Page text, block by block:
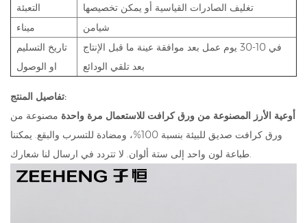
التعبئة
تغليف الصادرات القياسية أو يمكن تخصيصها
ميناء
شيامن
تاريخ التسليم
او الوصول
في 10-30 يوم عمل بعد موافقة عينة ما قبل الإنتاج
بعد تلقي الودائع
تفاصيل المنتج:
أوعية الأرز المصنوعة من ورق كرافت للاستعمال مرة واحدة مصنوعة من
ورق كرافت صديق للبيئة بنسبة 100%، ومضادة للتسرب والبقع. يمكننا
طباعة لون واحد إلى ستة ألوان. لا تتردد في ارسال لنا شعارك.